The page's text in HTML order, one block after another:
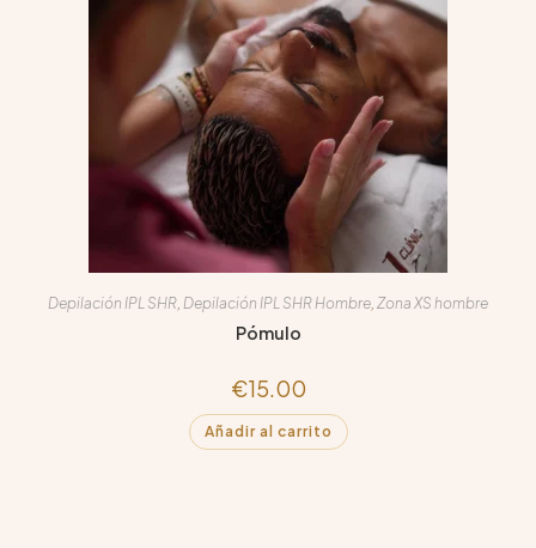
Depilación IPL SHR, Depilación IPL SHR Hombre, Zona XS hombre
Pómulo
€15.00
Añadir al carrito